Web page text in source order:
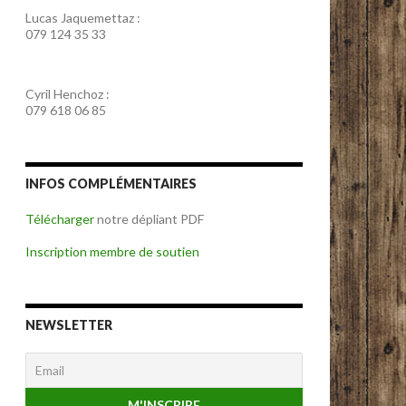
Lucas Jaquemettaz :
079 124 35 33
Cyril Henchoz :
079 618 06 85
INFOS COMPLÉMENTAIRES
Téléchargernotre dépliant PDF
Inscription membre de soutien
NEWSLETTER